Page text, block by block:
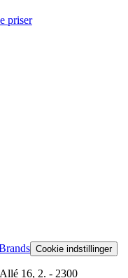
priser
Cookie indstillinger
16, 2. - 2300